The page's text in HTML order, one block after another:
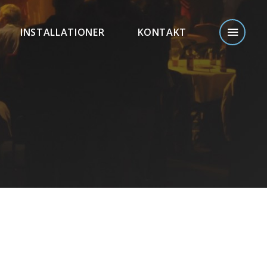
INSTALLATIONER KONTAKT